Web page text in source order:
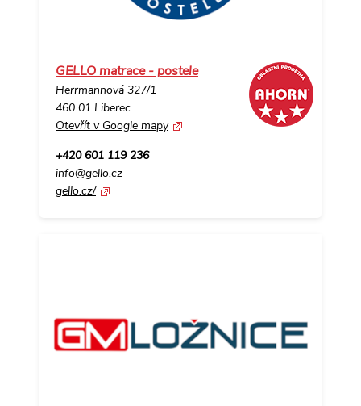
GELLO matrace - postele
Herrmannová 327/1
460 01 Liberec
Otevřít v Google mapy
+420 601 119 236
info@gello.cz
gello.cz/